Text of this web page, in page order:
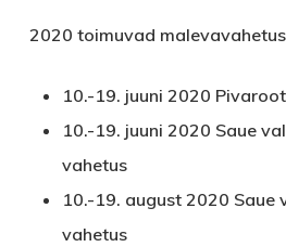
2020 toimuvad
10.-19. juuni 2020
10.-19. juuni 2020 Saue
vahetus
10.-19. august 2020 Saue
vahetus